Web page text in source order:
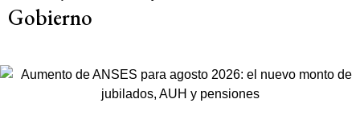
Gobierno